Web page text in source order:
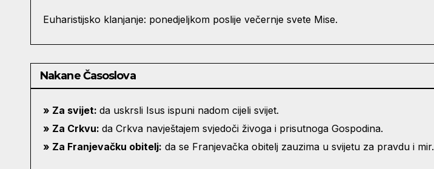
Euharistijsko klanjanje: ponedjeljkom poslije večernje svete Mise.
Nakane Časoslova
» Za svijet: da uskrsli Isus ispuni nadom cijeli svijet.
» Za Crkvu: da Crkva navještajem svjedoči živoga i prisutnoga Gospodina.
» Za Franjevačku obitelj: da se Franjevačka obitelj zauzima u svijetu za pravdu i mir.